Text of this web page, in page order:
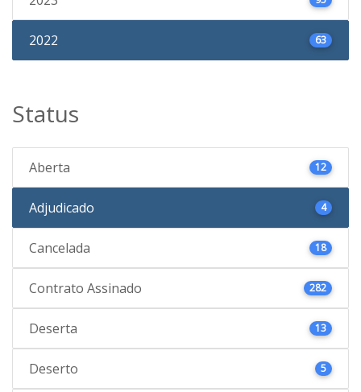
2022 63
Status
Aberta 12
Adjudicado 4
Cancelada 18
Contrato Assinado 282
Deserta 13
Deserto 5